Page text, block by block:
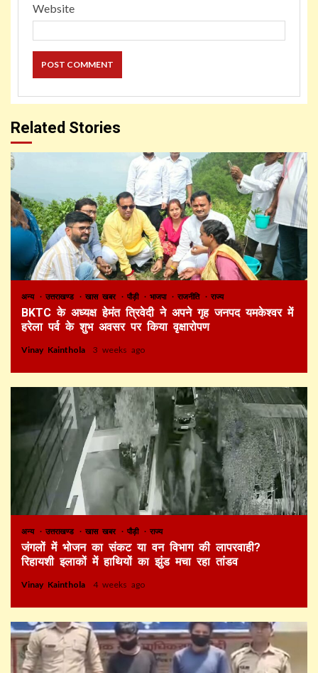
Website
Related Stories
अन्य उत्तराखण्ड खास खबर पौड़ी भाजपा राजनीति राज्य
BKTC के अध्यक्ष हेमंत त्रिवेदी ने अपने गृह जनपद यमकेश्वर में
हरेला पर्व के शुभ अवसर पर किया वृक्षारोपण
Vinay Kainthola 3 weeks ago
अन्य उत्तराखण्ड खास खबर पौड़ी राज्य
जंगलों में भोजन का संकट या वन विभाग की लापरवाही?
रिहायशी इलाकों में हाथियों का झुंड मचा रहा तांडव
Vinay Kainthola 4 weeks ago